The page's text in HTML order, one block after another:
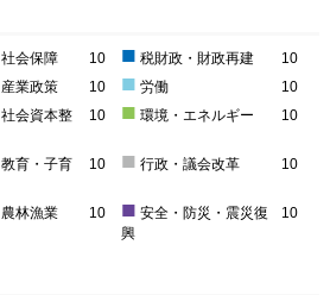
社会保障 10 ■ 税財政・財政再建 10
産業政策 10 ■ 労働 10
社会資本整
10 ■ 環境・エネルギー 10
教育・子育
10 ■ 行政・議会改革 10
農林漁業 10 ■ 安全・防災・震災復
興
10